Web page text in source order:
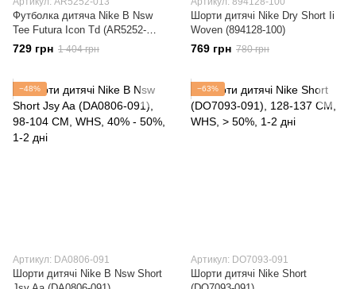
Футболка дитяча Nike B Nsw
Tee Futura Icon Td (AR5252-
013)
729 грн 1 404 грн
Шорти дитячі Nike Dry Short Ii
Woven (894128-100)
769 грн 780 грн
−48%
Артикул: DA0806-091
Шорти дитячі Nike B Nsw Short
−63%
Артикул: DO7093-091
Шорти дитячі Nike Short